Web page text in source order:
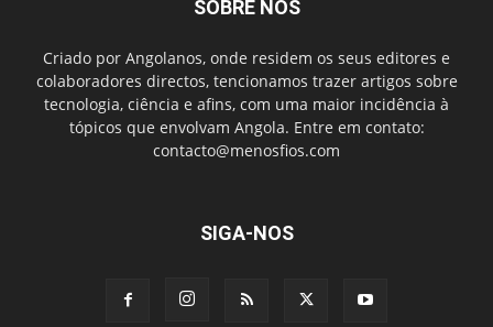
SOBRE NÓS
Criado por Angolanos, onde residem os seus editores e
colaboradores directos, tencionamos trazer artigos sobre
tecnologia, ciência e afins, com uma maior incidência à
tópicos que envolvam Angola. Entre em contato:
contacto@menosfios.com
SIGA-NOS